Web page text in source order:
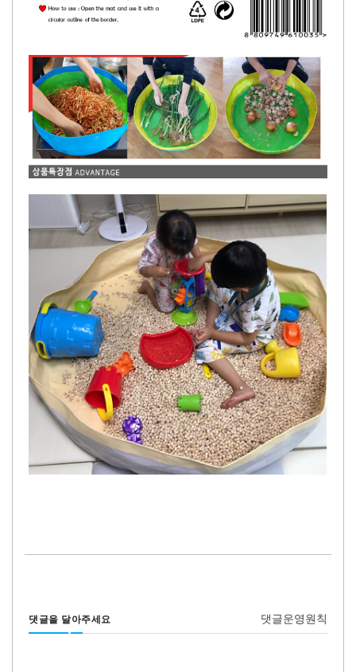
댓글을 달아주세요 댓글운영원칙